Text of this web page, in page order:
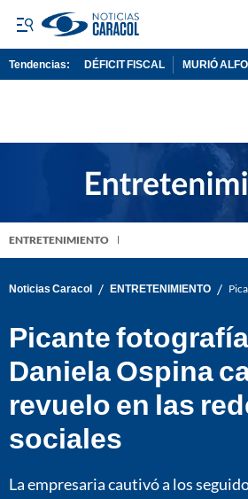
Tendencias: DÉFICIT FISCAL MURIÓ
ENTRETENIMIENTO
Noticias Caracol / ENTRETENIMIENTO /
Picante
Daniela Ospina
revuelo en las
sociales
La empresaria cautivó a los